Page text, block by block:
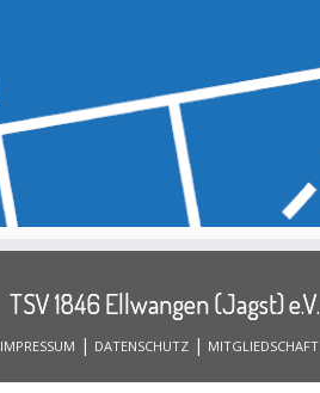
TSV 1846 Ellwangen (Jagst) e.V.
IMPRESSUM | DATENSCHUTZ | MITGLIEDSCHAFT